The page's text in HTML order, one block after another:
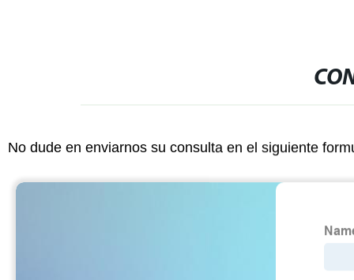
No dude en enviarnos su consulta en el siguiente